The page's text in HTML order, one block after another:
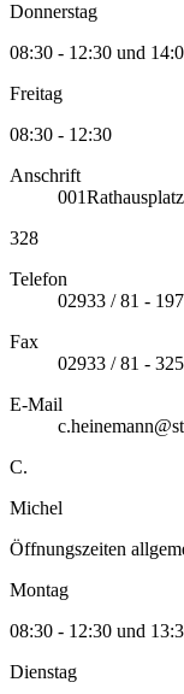
Donnerstag
08:30 - 12:30 und
Freitag
08:30 - 12:30
Anschrift
001
328
Telefon
02933 / 81 - 197
Fax
02933 / 81 - 325
E-Mail
C.
Michel
Öffnungszeiten
Montag
08:30 - 12:30 und
Dienstag